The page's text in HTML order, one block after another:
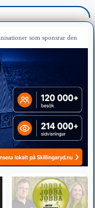
som sponsrar den